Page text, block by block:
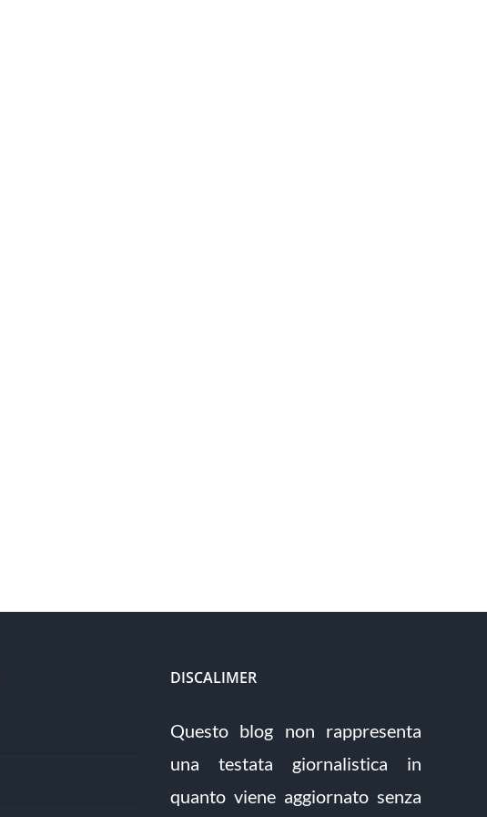
DISCALIMER
Questo blog non rappresenta
una testata giornalistica in
quanto viene aggiornato senza